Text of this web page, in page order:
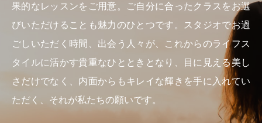
果的なレッスンをご用意。ご自分に合ったクラスをお選
びいただけることも魅力のひとつです。スタジオでお過
ごしいただく時間、出会う人々が、これからのライフス
タイルに活かす貴重なひとときとなり、目に見える美し
さだけでなく、内面からもキレイな輝きを手に入れてい
ただく、それが私たちの願いです。